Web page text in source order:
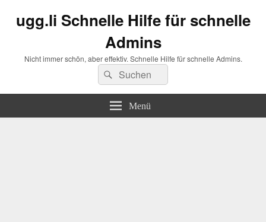
ugg.li Schnelle Hilfe für schnelle
Admins
Nicht immer schön, aber effektiv. Schnelle Hilfe für schnelle Admins.
Suchen
nach:
Suchen
Menü